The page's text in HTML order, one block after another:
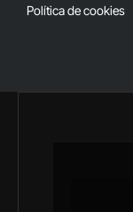
Política de cookies